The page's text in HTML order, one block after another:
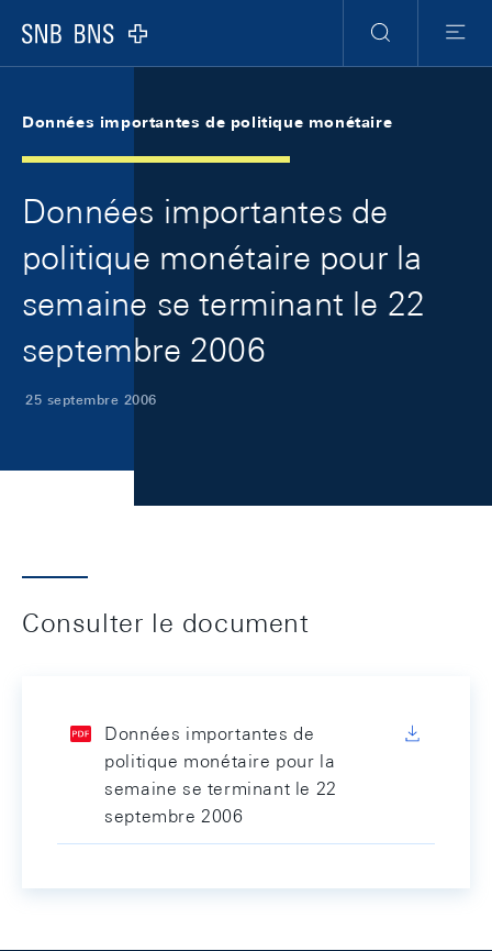
Logo
RechercheMenu
Données importantes de politique monétaire
Données importantes de
politique monétaire pour la
semaine se terminant le 22
septembre 2006
25 septembre 2006
Consulter le document
Données importantes de
politique monétaire pour la
semaine se terminant le 22
septembre 2006